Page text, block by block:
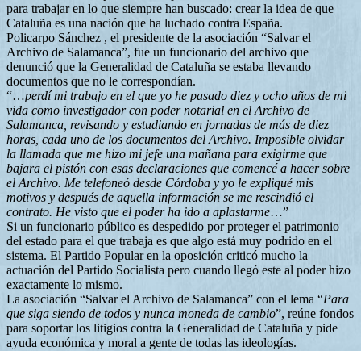
para trabajar en lo que siempre han buscado: crear la idea de que
Cataluña es una nación que ha luchado contra España.
Policarpo Sánchez , el presidente de la asociación “Salvar el
Archivo de Salamanca”, fue un funcionario del archivo que
denunció que la Generalidad de Cataluña se estaba llevando
documentos que no le correspondían.
“…perdí mi trabajo en el que yo he pasado diez y ocho años de mi
vida como investigador con poder notarial en el Archivo de
Salamanca, revisando y estudiando en jornadas de más de diez
horas, cada uno de los documentos del Archivo. Imposible olvidar
la llamada que me hizo mi jefe una mañana para exigirme que
bajara el pistón con esas declaraciones que comencé a hacer sobre
el Archivo. Me telefoneó desde Córdoba y yo le expliqué mis
motivos y después de aquella información se me rescindió el
contrato. He visto que el poder ha ido a aplastarme…”
Si un funcionario público es despedido por proteger el patrimonio
del estado para el que trabaja es que algo está muy podrido en el
sistema. El Partido Popular en la oposición criticó mucho la
actuación del Partido Socialista pero cuando llegó este al poder hizo
exactamente lo mismo.
La asociación “Salvar el Archivo de Salamanca” con el lema “Para
que siga siendo de todos y nunca moneda de cambio”, reúne fondos
para soportar los litigios contra la Generalidad de Cataluña y pide
ayuda económica y moral a gente de todas las ideologías.